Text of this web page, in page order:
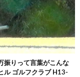
振りって言葉がこんな
ル ゴルフクラブ H13-